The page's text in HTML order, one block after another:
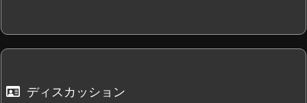
ディスカッション